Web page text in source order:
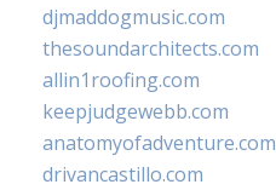
djmaddogmusic.com
thesoundarchitects.com
allin1roofing.com
keepjudgewebb.com
anatomyofadventure.com
drivancastillo.com